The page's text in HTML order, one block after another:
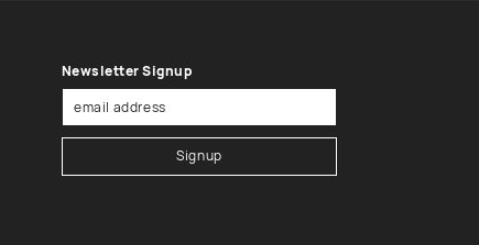
Newsletter Signup
Signup